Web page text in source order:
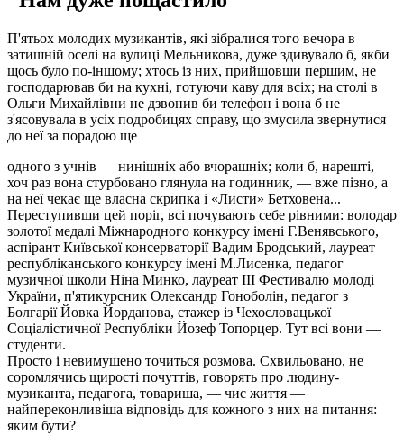
П'ятьох молодих музикантів, які зібралися того вечора в
затишній оселі на вулиці Мельникова, дуже здивувало б, якби
щось було по-іншому; хтось із них, прийшовши першим, не
господарював би на кухні, готуючи каву для всіх; на столі в
Ольги Михайлівни не дзвонив би телефон і вона б не
з'ясовувала в усіх подробицях справу, що змусила звернутися
до неї за порадою ще
одного з учнів — нинішніх або вчорашніх; коли б, нарешті,
хоч раз вона стурбовано глянула на годинник, — вже пізно, а
на неї чекає ще власна скрипка і «Листи» Бетховена...
Переступивши цей поріг, всі почувають себе рівними: володар
золотої медалі Міжнародного конкурсу імені Г.Венявського,
аспірант Київської консерваторії Вадим Бродський, лауреат
республіканського конкурсу імені М.Лисенка, педагог
музичної школи Ніна Минко, лауреат III Фестивалю молоді
України, п'ятикурсник Олександр Гоноболін, педагог з
Болгарії Йовка Йорданова, стажер із Чехословацької
Соціалістичної Республіки Йозеф Топорцер. Тут всі вони —
студенти.
Просто і невимушено точиться розмова. Схвильовано, не
соромлячись щирості почуттів, говорять про людину-
музиканта, педагога, товариша, — чиє життя —
найпереконливіша відповідь для кожного з них на питання:
яким бути?